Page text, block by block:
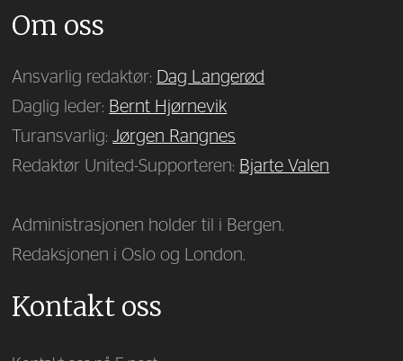
Om oss
Ansvarlig redaktør: Dag Langerød
Daglig leder: Bernt Hjørnevik
Turansvarlig:Jørgen Rangnes
Redaktør United-Supporteren: Bjarte Valen
Administrasjonen holder til i Bergen.
Redaksjonen i Oslo og London.
Kontakt oss